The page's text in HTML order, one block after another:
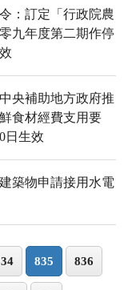
：訂定「行政院農
九年度第二期作停
央補助地方政府推
食材經費支用要
日生效
築物申請接用水電
835 836